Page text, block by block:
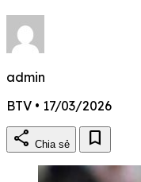
admin
BTV • 17/03/2026
share Chia sẻ bookmark